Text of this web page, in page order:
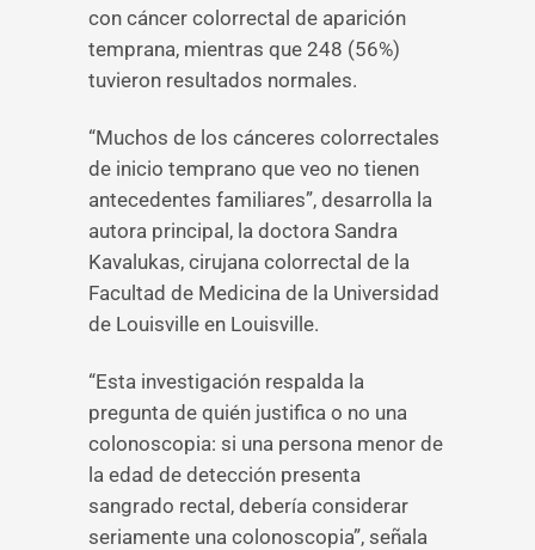
con cáncer colorrectal de aparición
temprana, mientras que 248 (56%)
tuvieron resultados normales.
“Muchos de los cánceres colorrectales
de inicio temprano que veo no tienen
antecedentes familiares”, desarrolla la
autora principal, la doctora Sandra
Kavalukas, cirujana colorrectal de la
Facultad de Medicina de la Universidad
de Louisville en Louisville.
“Esta investigación respalda la
pregunta de quién justifica o no una
colonoscopia: si una persona menor de
la edad de detección presenta
sangrado rectal, debería considerar
seriamente una colonoscopia”, señala